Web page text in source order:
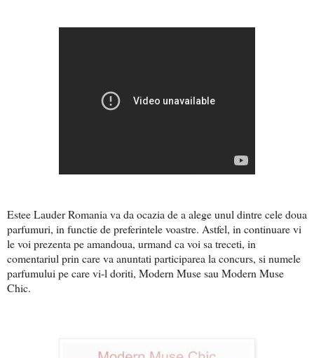
Estee Lauder Romania va da ocazia de a alege unul dintre cele doua
parfumuri, in functie de preferintele voastre. Astfel, in continuare vi
le voi prezenta pe amandoua, urmand ca voi sa treceti, in
comentariul prin care va anuntati participarea la concurs, si numele
parfumului pe care vi-l doriti, Modern Muse sau Modern Muse
Chic.